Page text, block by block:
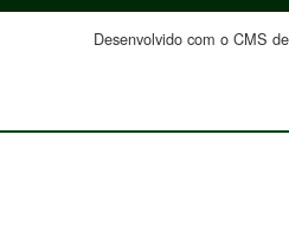
Desenvolvido com o CMS